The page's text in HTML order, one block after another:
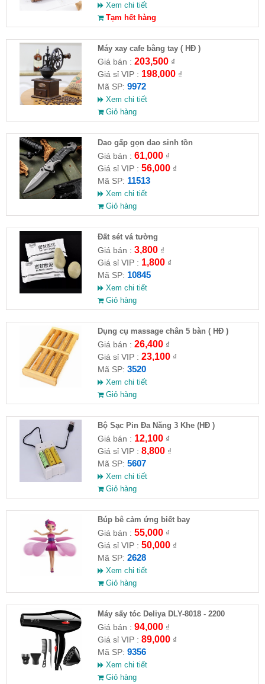
Xem chi tiết
Tạm hết hàng
Máy xay cafe bằng tay ( HĐ )
Giá bán : 203,500₫
Giá sỉ VIP : 198,000₫
Mã SP: 9972
Xem chi tiết
Giỏ hàng
Dao gấp gọn dao sinh tồn
Giá bán : 61,000₫
Giá sỉ VIP : 56,000₫
Mã SP: 11513
Xem chi tiết
Giỏ hàng
Đất sét vá tường
Giá bán : 3,800₫
Giá sỉ VIP : 1,800₫
Mã SP: 10845
Xem chi tiết
Giỏ hàng
Dụng cụ massage chân 5 bàn ( HĐ )
Giá bán : 26,400₫
Giá sỉ VIP : 23,100₫
Mã SP: 3520
Xem chi tiết
Giỏ hàng
Bộ Sạc Pin Đa Năng 3 Khe (HĐ )
Giá bán : 12,100₫
Giá sỉ VIP : 8,800₫
Mã SP: 5607
Xem chi tiết
Giỏ hàng
​Búp bê cảm ứng biết bay
Giá bán : 55,000₫
Giá sỉ VIP : 50,000₫
Mã SP: 2628
Xem chi tiết
Giỏ hàng
Máy sấy tóc Deliya DLY-8018 - 2200
Giá bán : 94,000₫
Giá sỉ VIP : 89,000₫
Mã SP: 9356
Xem chi tiết
Giỏ hàng